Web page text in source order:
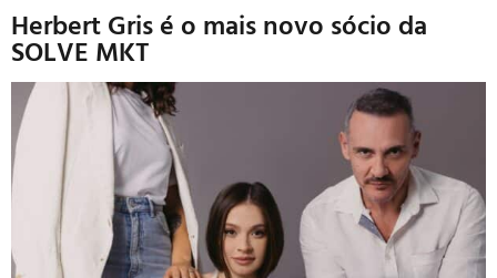
Herbert Gris é o mais novo sócio da
SOLVE MKT